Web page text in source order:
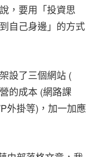
，要用「投資思
自己身邊」的方式
設了三個網站 (
的成本 (網路課
外掛等)，加一加應